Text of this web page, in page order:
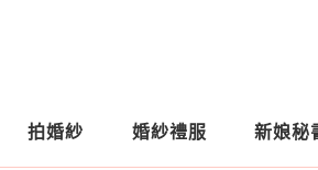
拍婚紗 婚紗禮服 新娘秘